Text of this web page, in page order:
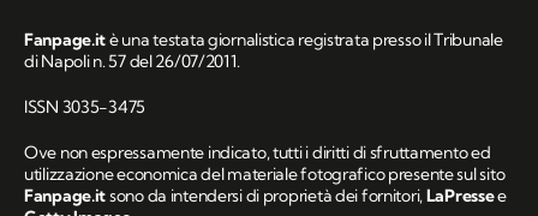
Fanpage.itè una testata giornalistica registrata presso il Tribunale
di Napoli n. 57 del 26/07/2011.
ISSN 3035-3475
Ove non espressamente indicato, tutti i diritti di sfruttamento ed
utilizzazione economica del materiale fotografico presente sul sito
Fanpage.itsono da intendersi di proprietà dei fornitori,LaPressee